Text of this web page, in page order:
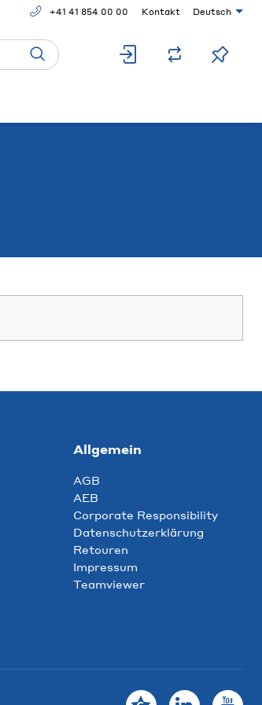
+41 41 854 00 00 Kontakt Deutsch
Allgemein
AGB
AEB
Corporate Responsibility
Datenschutzerklärung
Retouren
Impressum
Teamviewer